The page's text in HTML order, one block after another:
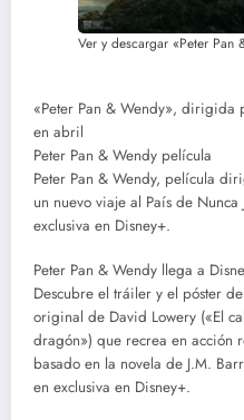
Ver y descargar «Peter Pan
«Peter Pan & Wendy», dirigida
en abril
Peter Pan & Wendy película
Peter Pan & Wendy, película
un nuevo viaje al País de
exclusiva en Disney+.
Peter Pan & Wendy llega a
Descubre el tráiler y el póster
original de David Lowery («El
dragón») que recrea en acción
basado en la novela de J.M.
en exclusiva en Disney+.